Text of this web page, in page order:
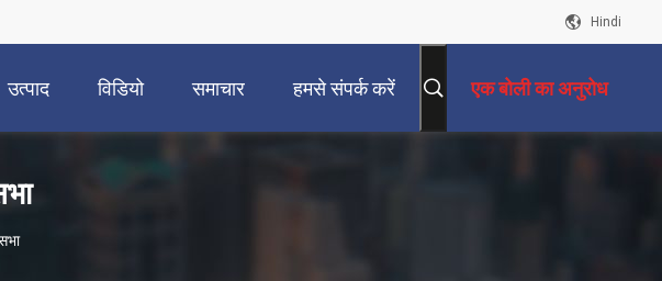
Hindi
उत्पाद विडियो समाचार हमसे संपर्क करें एक बोली का अनुरोध